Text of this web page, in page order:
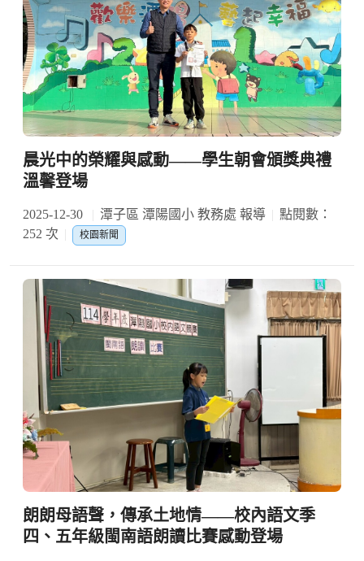
晨光中的榮耀與感動——學生朝會頒獎典禮
溫馨登場
2025-12-30 潭子區 潭陽國小 教務處 報導
點閱數：
252 次
校園新聞
朗朗母語聲，傳承土地情——校內語文季
四、五年級閩南語朗讀比賽感動登場